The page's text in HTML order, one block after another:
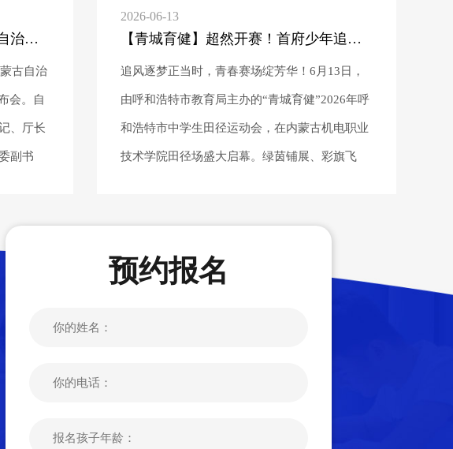
自治区政府新闻办召开《内蒙古自治区“十四五”教育事业发展规划》新闻发布会
古自治
会。自
、厅长
副书
2026-06-13
【青城育健】超然开赛！首府少年追风逐光，驰骋赛场！
追风逐梦正当时，青春赛场绽芳华！6月13日，
由呼和浩特市教育局主办的“青城育健”2026年呼
和浩特市中学生田径运动会，在内蒙古机电职业
技术学院田径场盛大启幕。绿茵铺展、彩旗飞
预约报名